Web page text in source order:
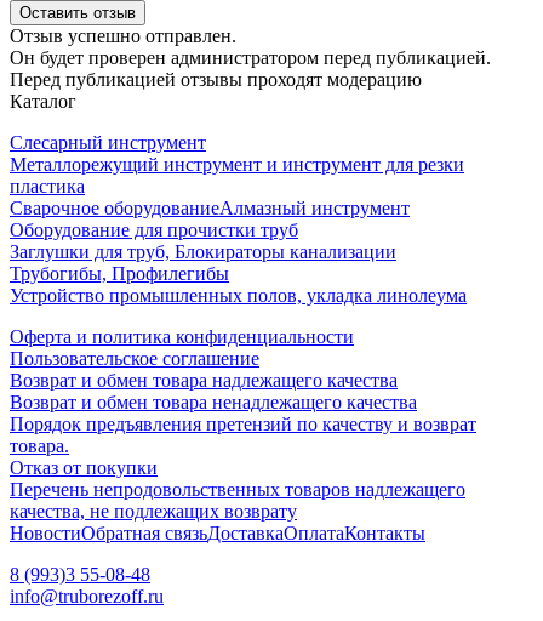
Оставить отзыв
Отзыв успешно отправлен.
Он будет проверен администратором перед публикацией.
Перед публикацией отзывы проходят модерацию
Каталог
Слесарный инструмент
Металлорежущий инструмент и инструмент для резки
пластика
Сварочное оборудованиеАлмазный инструмент
Оборудование для прочистки труб
Заглушки для труб, Блокираторы канализации
Трубогибы, Профилегибы
Устройство промышленных полов, укладка линолеума
Оферта и политика конфиденциальности
Пользовательское соглашение
Возврат и обмен товара надлежащего качества
Возврат и обмен товара ненадлежащего качества
Порядок предъявления претензий по качеству и возврат
товара.
Отказ от покупки
Перечень непродовольственных товаров надлежащего
качества, не подлежащих возврату
НовостиОбратная связьДоставкаОплатаКонтакты
8 (993)3 55-08-48
info@truborezoff.ru